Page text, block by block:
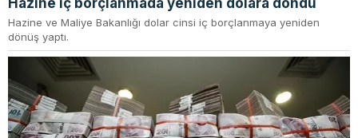
Hazine ve Maliye Bakanlığı dolar cinsi iç borçlanmaya yeniden
dönüş yaptı.